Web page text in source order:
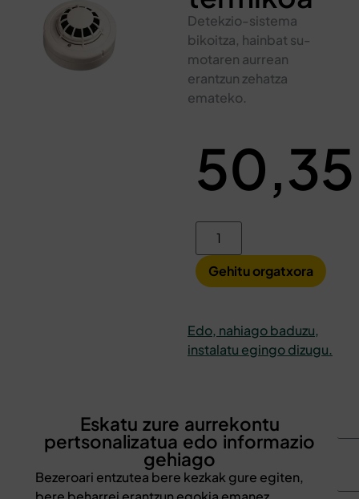
Detekzio-sistema
bikoitza, hainbat su-
motaren aurrean
erantzun zehatza
emateko.
Gehitu orgatxora
Edo, nahiago baduzu,
instalatu egingo dizugu.
Eskatu zure aurrekontu
pertsonalizatua edo informazio
gehiago
Bezeroari entzutea bere kezkak gure egiten,